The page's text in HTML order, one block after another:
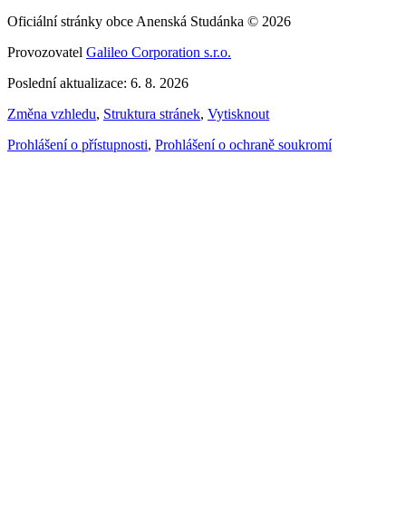
Oficiální stránky obce Anenská Studánka © 2026
Provozovatel Galileo Corporation s.r.o.
Poslední aktualizace: 6. 8. 2026
Změna vzhledu, Struktura stránek, Vytisknout
Prohlášení o přístupnosti, Prohlášení o ochraně soukromí